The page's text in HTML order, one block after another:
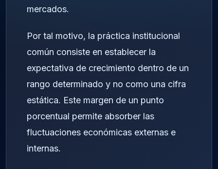
mercados.
Por tal motivo, la práctica institucional
común consiste en establecer la
expectativa de crecimiento dentro de un
rango determinado y no como una cifra
estática. Este margen de un punto
porcentual permite absorber las
fluctuaciones económicas externas e
internas.